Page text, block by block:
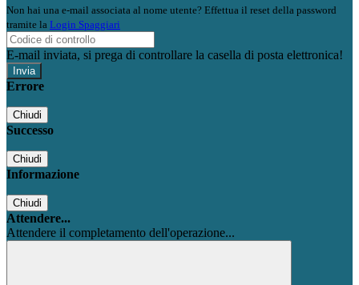
Non hai una e-mail associata al nome utente? Effettua il reset della password
tramite la Login Spaggiari
E-mail inviata, si prega di controllare la casella di posta elettronica!
Errore
Chiudi
Successo
Chiudi
Informazione
Chiudi
Attendere...
Attendere il completamento dell'operazione...